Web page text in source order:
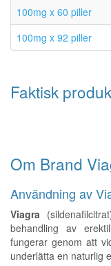
100mg x 60 piller
100mg x 92 piller
Faktisk
Om Brand
Användning av
Viagra
behandling av
fungerar genom att
underlätta en naturlig